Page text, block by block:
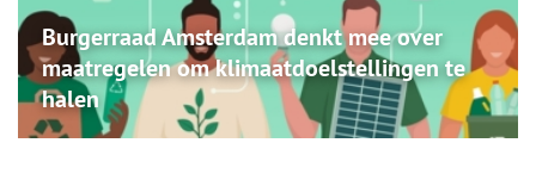
Burgerraad Amsterdam denkt mee over
maatregelen om klimaatdoelstellingen te
halen